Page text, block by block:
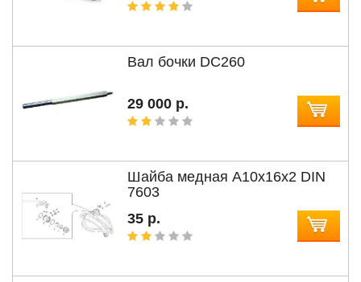
Вал бочки DC260
29 000 р.
Шайба медная А10x16x2 DIN
7603
35 р.